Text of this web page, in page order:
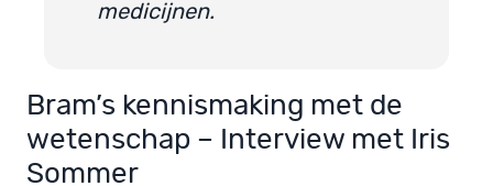
medicijnen.
Bram’s kennismaking met de
wetenschap – Interview met Iris
Sommer